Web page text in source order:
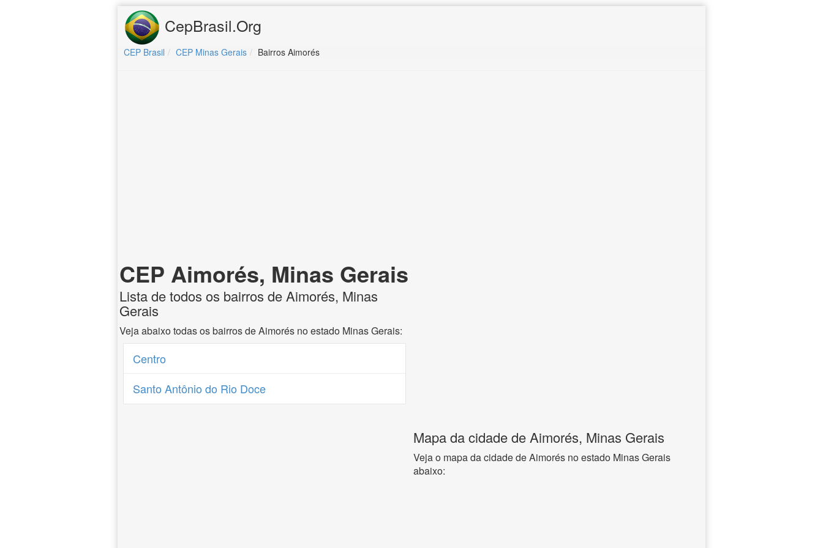
CepBrasil.Org
CEP Brasil CEP Minas Gerais Bairros Aimorés
CEP Aimorés, Minas Gerais
Lista de todos os bairros de Aimorés, Minas
Gerais
Veja abaixo todas os bairros de Aimorés no estado Minas Gerais:
Centro
Santo Antônio do Rio Doce
Mapa da cidade de Aimorés, Minas Gerais
Veja o mapa da cidade de Aimorés no estado Minas Gerais
abaixo: